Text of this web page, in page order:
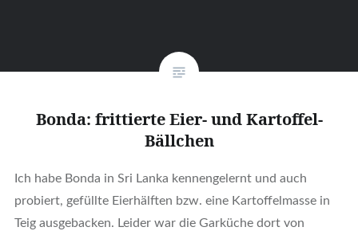
Bonda: frittierte Eier- und Kartoffel-
Bällchen
Ich habe Bonda in Sri Lanka kennengelernt und auch
probiert, gefüllte Eierhälften bzw. eine Kartoffelmasse in
Teig ausgebacken. Leider war die Garküche dort von